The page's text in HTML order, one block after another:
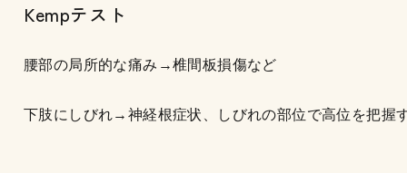
Kempテスト
腰部の局所的な痛み→椎間板損傷など
下肢にしびれ→神経根症状、しびれの部位で高位を把握